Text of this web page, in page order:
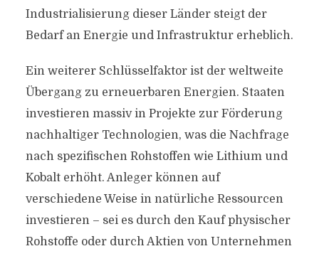
Industrialisierung dieser Länder steigt der
Bedarf an Energie und Infrastruktur erheblich.
Ein weiterer Schlüsselfaktor ist der weltweite
Übergang zu erneuerbaren Energien. Staaten
investieren massiv in Projekte zur Förderung
nachhaltiger Technologien, was die Nachfrage
nach spezifischen Rohstoffen wie Lithium und
Kobalt erhöht. Anleger können auf
verschiedene Weise in natürliche Ressourcen
investieren – sei es durch den Kauf physischer
Rohstoffe oder durch Aktien von Unternehmen